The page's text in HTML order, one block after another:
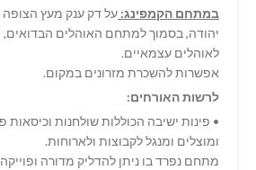
במתחם הקמפינג: על דק ענק מעץ הצופה
יהודה, בסמוך למתחם האוהלים
לאוהלים עצמאיים.
אפשרות להשכרת מזרונים במקום.
לרשות האורחים:
• פינות ישיבה הכוללות שולחנות וכיסאות
ומוצלים ומנגל לקבוצות ולארוחות.
מתחם נפרד בו ניתן להדליק מדורה